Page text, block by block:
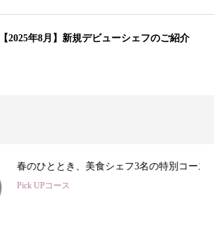
【2025年8月】新規デビューシェフのご紹介
春のひととき、美食シェフ3名の特別コース
Pick UPコース